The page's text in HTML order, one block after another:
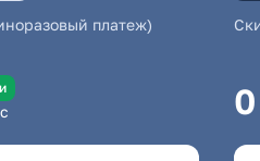
платеж)
0